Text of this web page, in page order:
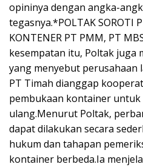
opininya dengan angka-
tegasnya.*POLTAK SOROTI
KONTENER PT PMM, PT
kesempatan itu, Poltak juga
yang menyebut perusahaan
PT Timah dianggap
pembukaan kontainer untuk
ulang.Menurut Poltak,
dapat dilakukan secara
hukum dan tahapan
kontainer berbeda.Ia